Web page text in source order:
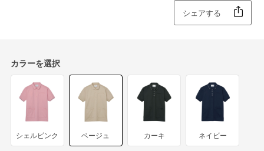
シェアする
カラーを選択
シェルピンク ベージュ カーキ ネイビー